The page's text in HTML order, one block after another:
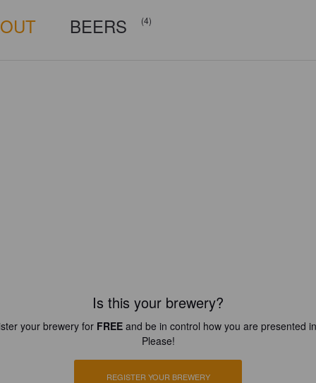
BEERS (4)
Is this your brewery?
your brewery for FREEand be in control how you are presented
Please!
REGISTER YOUR BREWERY